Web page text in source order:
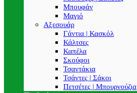
Μπουφάν
Μαγιό
Αξεσουάρ
Γάντια | Κασκόλ
Κάλτσες
Καπέλα
Σκούφοι
Τσαντάκια
Τσάντες | Σάκοι
Πετσέτες | Μπουρνούζια